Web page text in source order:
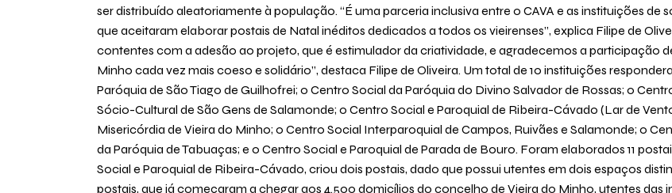
ser distribuído aleatoriamente à população. “É uma parceria inclusiva entre o CAVA e as instituições
que aceitaram elaborar postais de Natal inéditos dedicados a todos os vieirenses”, explica Filipe de
contentes com a adesão ao projeto, que é estimulador da criatividade, e agradecemos a participação
Minho cada vez mais coeso e solidário”, destaca Filipe de Oliveira. Um total de 10 instituições
Paróquia de São Tiago de Guilhofrei; o Centro Social da Paróquia do Divino Salvador de Rossas; o
Sócio-Cultural de São Gens de Salamonde; o Centro Social e Paroquial de Ribeira-Cávado (Lar de
Misericórdia de Vieira do Minho; o Centro Social Interparoquial de Campos, Ruivães e Salamonde; o
da Paróquia de Tabuaças; e o Centro Social e Paroquial de Parada de Bouro. Foram elaborados 11
Social e Paroquial de Ribeira-Cávado, criou dois postais, dado que possui utentes em dois espaços
postais, que já começaram a chegar aos 4.500 domicílios do concelho de Vieira do Minho, utentes das